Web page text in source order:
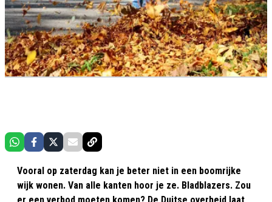
Vooral op zaterdag kan je beter niet in een boomrijke
wijk wonen. Van alle kanten hoor je ze. Bladblazers. Zou